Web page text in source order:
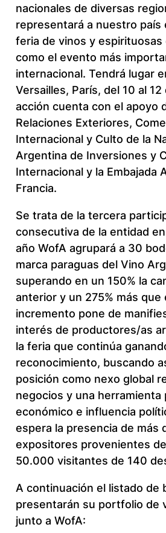
nacionales de diversas
representará a nuestro país
feria de vinos y
como el evento más
internacional. Tendrá lugar
Versailles, París, del 10 al
acción cuenta con el apoyo
Relaciones Exteriores,
Internacional y Culto de la
Argentina de Inversiones y
Internacional y la Embajada
Francia.
Se trata de la tercera
consecutiva de la entidad
año WofA agrupará a 30
marca paraguas del Vino
superando en un 150% la
anterior y un 275% más que
incremento pone de
interés de productores/as
la feria que continúa
reconocimiento, buscando
posición como nexo global
negocios y una herramienta
económico e influencia
espera la presencia de más
expositores provenientes
50.000 visitantes de 140
A continuación el listado de
presentarán su portfolio de
junto a WofA: